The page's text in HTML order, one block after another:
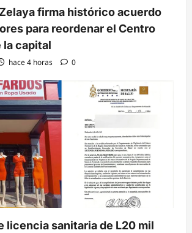
firma histórico acuerdo
para reordenar el Centro
la capital
hace 4 horas 0
licencia sanitaria de L20 mil